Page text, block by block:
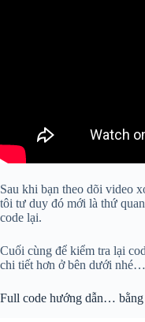
Sau khi bạn theo dõi video
tôi tư duy đó mới là thứ
code lại.
Cuối cùng để kiểm tra lại
chi tiết hơn ở bên dưới nhé…
Full code hướng dẫn… bằng